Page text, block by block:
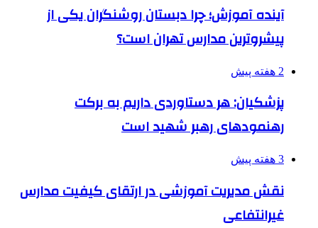
آینده آموزش؛ چرا دبستان روشنگران یکی از
پیشروترین مدارس تهران است؟
2 هفته پیش
پزشکیان: هر دستاوردی داریم به برکت
رهنمودهای رهبر شهید است
3 هفته پیش
نقش مدیریت آموزشی در ارتقای کیفیت مدارس
غیرانتفاعی